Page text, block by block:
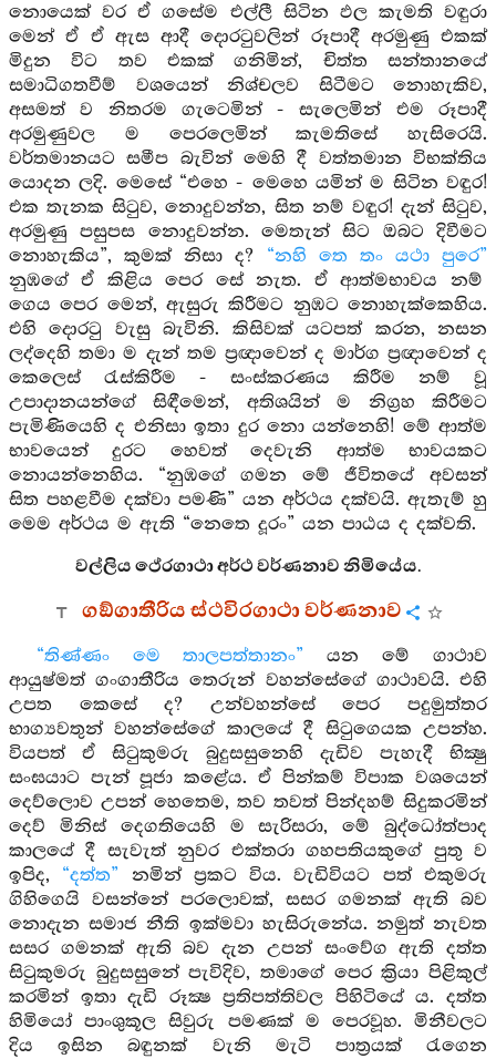
නොයෙක් වර ඒ ගසේම එල්ලී සිටින ඵල කැමති වඳුරා
මෙන් ඒ ඒ ඇස ආදී දොරටුවලින් රූපාදී අරමුණු එකක්
මිදුන විට තව එකක් ගනිමින්, චිත්ත සන්තානයේ
සමාධිගතවීම් වශයෙන් නිශ්චලව සිටීමට නොහැකිව,
අසමත් ව නිතරම ගැටෙමින් - සැලෙමින් එම රූපාදී
අරමුණුවල ම පෙරලෙමින් කැමතිසේ හැසිරෙයි.
වර්තමානයට සමීප බැවින් මෙහි දී වත්තමාන විභක්තිය
යොදන ලදි. මෙසේ “එහෙ - මෙහෙ යමින් ම සිටින වඳුර!
එක තැනක සිටුව, නොදුවන්න, සිත නම් වඳුර! දැන් සිටුව,
අරමුණු පසුපස නොදුවන්න. මෙතැන් සිට ඔබට දිවීමට
නොහැකිය”, කුමක් නිසා ද? “නහි තෙ තං යථා පුරෙ”
නුඹගේ ඒ කිළිය පෙර සේ නැත. ඒ ආත්මභාවය නම්
ගෙය පෙර මෙන්, ඇසුරු කිරීමට නුඹට නොහැක්කෙහිය.
එහි දොරටු වැසු බැවිනි. කිසිවක් යටපත් කරන, නසන
ලද්දෙහි තමා ම දැන් තම ප්‍රඥාවෙන් ද මාර්ග ප්‍රඥාවෙන් ද
කෙලෙස් රැස්කිරීම - සංස්කරණය කිරීම නම් වූ
උපාදානයන්ගේ සිඳීමෙන්, අතිශයින් ම නිග්‍රහ කිරීමට
පැමිණියෙහි ද එනිසා ඉතා දුර නො යන්නෙහි! මේ ආත්ම
භාවයෙන් දුරට හෙවත් දෙවැනි ආත්ම භාවයකට
නොයන්නෙහිය. “නුඹගේ ගමන මේ ජීවිතයේ අවසන්
සිත පහළවීම දක්වා පමණි” යන අර්ථය දක්වයි. ඇතැම් හු
මෙම අර්ථය ම ඇති “නෙතෙ දූරං” යන පාඨය ද දක්වති.
වල්ලිය ථේරගාථා අර්ථ වර්ණනාව නිමියේය.
ගඞ්ගාතීරිය ස්ථවිරගාථා වර්ණනාව
“තිණ්ණං මෙ තාලපත්තානං” යන මේ ගාථාව
ආයුෂ්මත් ගංගාතීරිය තෙරුන් වහන්සේගේ ගාථාවයි. එහි
උපත කෙසේ ද? උන්වහන්සේ පෙර පදුමුත්තර
භාග්‍යවතුන් වහන්සේගේ කාලයේ දී සිටුගෙයක උපන්හ.
වියපත් ඒ සිටුකුමරු බුදුසසුනෙහි දැඩිව පැහැදී භික්‍ෂු
සංඝයාට පැන් පූජා කළේය. ඒ පින්කම් විපාක වශයෙන්
දෙව්ලොව උපන් හෙතෙම, තව තවත් පින්දහම් සිදුකරමින්
දෙව් මිනිස් දෙගතියෙහි ම සැරිසරා, මේ බුද්ධෝත්පාද
කාලයේ දී සැවැත් නුවර එක්තරා ගහපතියකුගේ පුතු ව
ඉපිද, “දත්ත” නමින් ප්‍රකට විය. වැඩිවියට පත් එකුමරු
ගිහිගෙයි වසන්නේ පරලොවක්, සසර ගමනක් ඇති බව
නොදැන සමාජ නීති ඉක්මවා හැසිරුනේය. නමුත් නැවත
සසර ගමනක් ඇති බව දැන උපන් සංවේග ඇති දත්ත
සිටුකුමරු බුදුසසුනේ පැවිදිව, තමාගේ පෙර ක්‍රියා පිළිකුල්
කරමින් ඉතා දැඩි රූක්‍ෂ ප්‍රතිපත්තිවල පිහිටියේ ය. දත්ත
හිමියෝ පාංශුකූල සිවුරු පමණක් ම පෙරවූහ. මිනීවලට
දිය ඉසින බඳුනක් වැනි මැටි පාත්‍රයක් රැගෙන